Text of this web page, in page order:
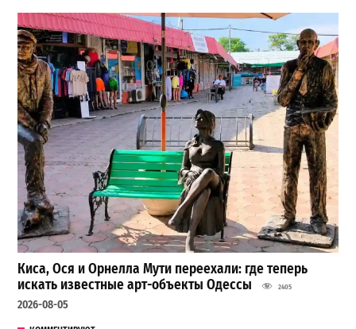
Киса, Ося и Орнелла Мути переехали: где теперь
искать известные арт-объекты Одессы
2405
2026-08-05